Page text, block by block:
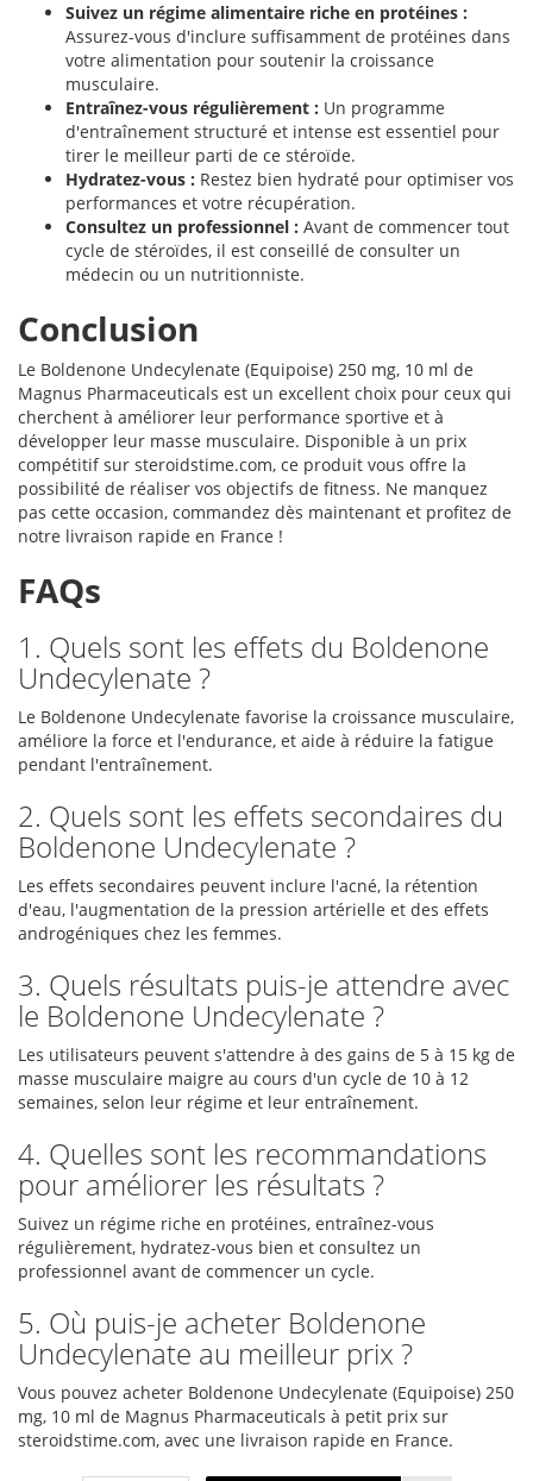
Suivez un régime alimentaire riche en protéines :
Assurez-vous d'inclure suffisamment de protéines dans
votre alimentation pour soutenir la croissance
musculaire.
Entraînez-vous régulièrement : Un programme
d'entraînement structuré et intense est essentiel pour
tirer le meilleur parti de ce stéroïde.
Hydratez-vous : Restez bien hydraté pour optimiser vos
performances et votre récupération.
Consultez un professionnel : Avant de commencer tout
cycle de stéroïdes, il est conseillé de consulter un
médecin ou un nutritionniste.
Conclusion
Le Boldenone Undecylenate (Equipoise) 250 mg, 10 ml de
Magnus Pharmaceuticals est un excellent choix pour ceux qui
cherchent à améliorer leur performance sportive et à
développer leur masse musculaire. Disponible à un prix
compétitif sur steroidstime.com, ce produit vous offre la
possibilité de réaliser vos objectifs de fitness. Ne manquez
pas cette occasion, commandez dès maintenant et profitez de
notre livraison rapide en France !
FAQs
1. Quels sont les effets du Boldenone
Undecylenate ?
Le Boldenone Undecylenate favorise la croissance musculaire,
améliore la force et l'endurance, et aide à réduire la fatigue
pendant l'entraînement.
2. Quels sont les effets secondaires du
Boldenone Undecylenate ?
Les effets secondaires peuvent inclure l'acné, la rétention
d'eau, l'augmentation de la pression artérielle et des effets
androgéniques chez les femmes.
3. Quels résultats puis-je attendre avec
le Boldenone Undecylenate ?
Les utilisateurs peuvent s'attendre à des gains de 5 à 15 kg de
masse musculaire maigre au cours d'un cycle de 10 à 12
semaines, selon leur régime et leur entraînement.
4. Quelles sont les recommandations
pour améliorer les résultats ?
Suivez un régime riche en protéines, entraînez-vous
régulièrement, hydratez-vous bien et consultez un
professionnel avant de commencer un cycle.
5. Où puis-je acheter Boldenone
Undecylenate au meilleur prix ?
Vous pouvez acheter Boldenone Undecylenate (Equipoise) 250
mg, 10 ml de Magnus Pharmaceuticals à petit prix sur
steroidstime.com, avec une livraison rapide en France.